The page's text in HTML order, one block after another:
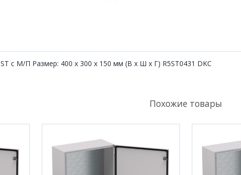
с М/П Размер: 400 x 300 x 150 мм (В х Ш х Г) R5ST0431 DKC
Похожие товары